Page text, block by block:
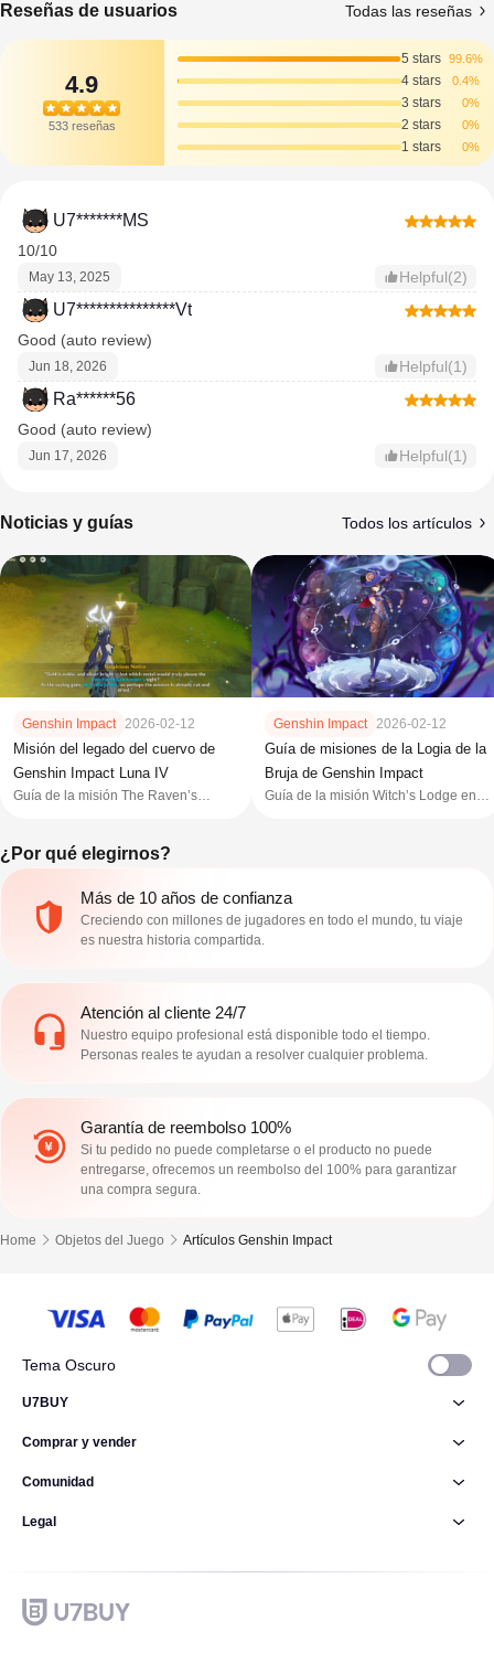
Reseñas de usuarios Todas las reseñas
4.9
533 reseñas
5 stars 99.6%
4 stars 0.4%
3 stars 0%
2 stars 0%
1 stars 0%
U7*******MS
10/10
May 13, 2025 Helpful(2)
U7***************Vt
Good (auto review)
Jun 18, 2026 Helpful(1)
Ra******56
Good (auto review)
Jun 17, 2026 Helpful(1)
Noticias y guías Todos los artículos
Genshin Impact 2026-02-12
Misión del legado del cuervo de
Genshin Impact Luna IV
Guía de la misión The Raven’s
de monedas de hierro, abre puertas
ocultas y reclama el tesoro de Reed
Genshin Impact 2026-02-12
Guía de misiones de la Logia de la
Bruja de Genshin Impact
Guía de la misión Witch’s Lodge en
Meeting Point.
¿Por qué elegirnos?
Más de 10 años de confianza
Creciendo con millones de jugadores en todo el mundo, tu viaje
es nuestra historia compartida.
Atención al cliente 24/7
Nuestro equipo profesional está disponible todo el tiempo.
Personas reales te ayudan a resolver cualquier problema.
Garantía de reembolso 100%
Si tu pedido no puede completarse o el producto no puede
entregarse, ofrecemos un reembolso del 100% para garantizar
una compra segura.
Home Objetos del Juego Artículos Genshin Impact
Tema Oscuro
U7BUY
Comprar y vender
Comunidad
Legal